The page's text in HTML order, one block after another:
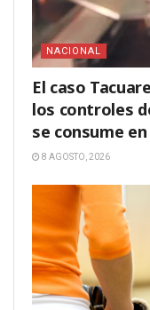
NACIONAL
El caso
los controles
se consume
8 AGOSTO, 2026